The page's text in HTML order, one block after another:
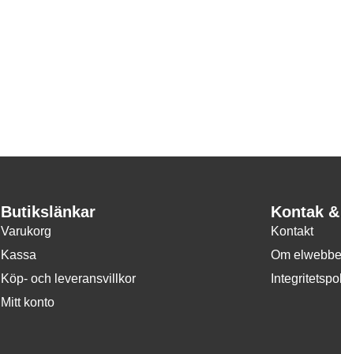
Butikslänkar
Varukorg
Kassa
Köp- och leveransvillkor
Mitt konto
Kontak
Kontakt
Om